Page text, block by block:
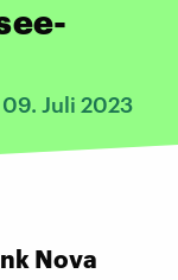
Juli 2023
Nova